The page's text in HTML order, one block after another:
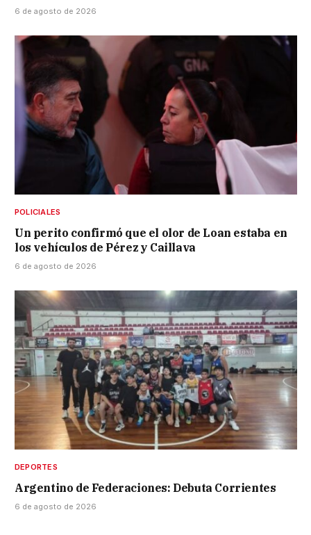
6 de agosto de 2026
POLICIALES
Un perito confirmó que el olor de Loan estaba en
los vehículos de Pérez y Caillava
6 de agosto de 2026
DEPORTES
Argentino de Federaciones: Debuta Corrientes
6 de agosto de 2026